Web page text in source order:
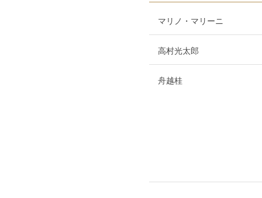
マリノ・マリーニ
高村光太郎
舟越桂